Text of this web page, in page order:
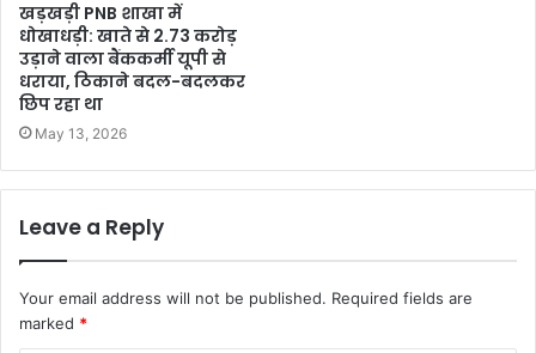
खड़खड़ी PNB शाखा में
धोखाधड़ी: खाते से 2.73 करोड़
उड़ाने वाला बैंककर्मी यूपी से
धराया, ठिकाने बदल-बदलकर
छिप रहा था
May 13, 2026
Leave a Reply
Your email address will not be published. Required fields are
marked *